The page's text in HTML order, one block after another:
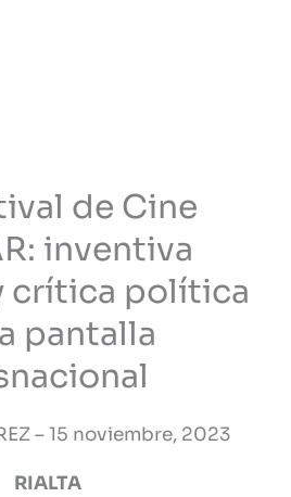
de Cine
inventiva
crítica política
pantalla
– 15 noviembre, 2023
RIALTA